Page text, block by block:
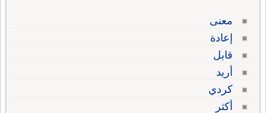
معنى
إعادة
قابل
أريد
كردي
أكثر